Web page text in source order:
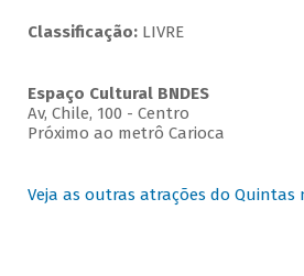
Classificação: LIVRE
Espaço Cultural BNDES
Av, Chile, 100 - Centro
Próximo ao metrô Carioca
Veja as outras atrações do Quintas